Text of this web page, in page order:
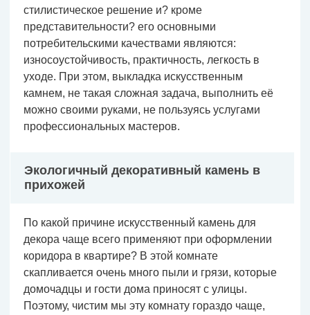
стилистическое решение и? кроме
представительности? его основными
потребительскими качествами являются:
износоустойчивость, практичность, легкость в
уходе. При этом, выкладка искусственным
камнем, не такая сложная задача, выполнить её
можно своими руками, не пользуясь услугами
профессиональных мастеров.
Экологичный декоративный камень в
прихожей
По какой причине искусственный камень для
декора чаще всего применяют при оформлении
коридора в квартире? В этой комнате
скапливается очень много пыли и грязи, которые
домочадцы и гости дома приносят с улицы.
Поэтому, чистим мы эту комнату гораздо чаще,